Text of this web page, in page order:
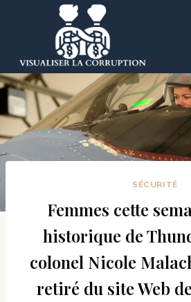
SÉCURITÉ
Femmes cette
historique de
colonel Nicole
retiré du site Web